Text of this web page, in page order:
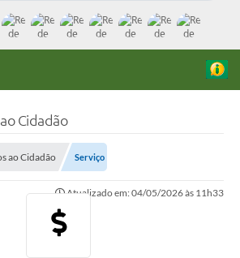
Cidadão
ao Cidadão Serviço
Atualizado em: 04/05/2026 às 11h33